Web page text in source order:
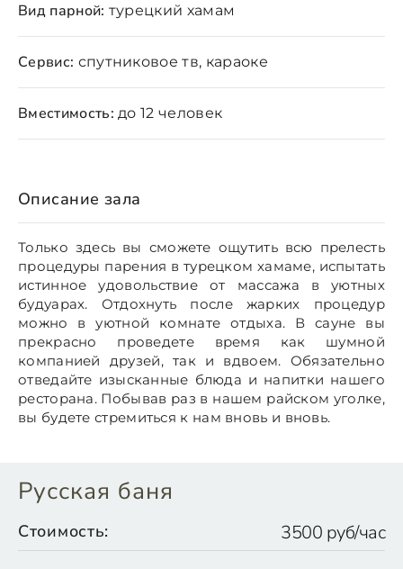
Вид парной: турецкий хамам
Сервис: спутниковое тв, караоке
Вместимость: до 12 человек
Описание зала
Только здесь вы сможете ощутить всю прелесть
процедуры парения в турецком хамаме, испытать
истинное удовольствие от массажа в уютных
будуарах. Отдохнуть после жарких процедур
можно в уютной комнате отдыха. В сауне вы
прекрасно проведете время как шумной
компанией друзей, так и вдвоем. Обязательно
отведайте изысканные блюда и напитки нашего
ресторана. Побывав раз в нашем райском уголке,
вы будете стремиться к нам вновь и вновь.
Русская баня
Стоимость: 3500 руб/час